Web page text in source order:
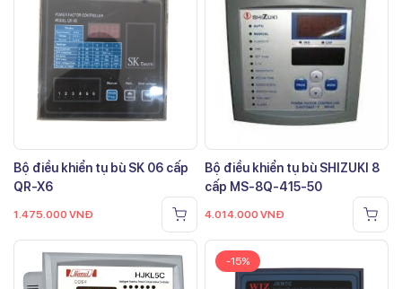
Bộ điều khiển tụ bù SK 06 cấp
QR-X6
1.475.000 VNĐ
Bộ điều khiển tụ bù SHIZUKI 8
cấp MS-8Q-415-50
4.014.000 VNĐ
-15%